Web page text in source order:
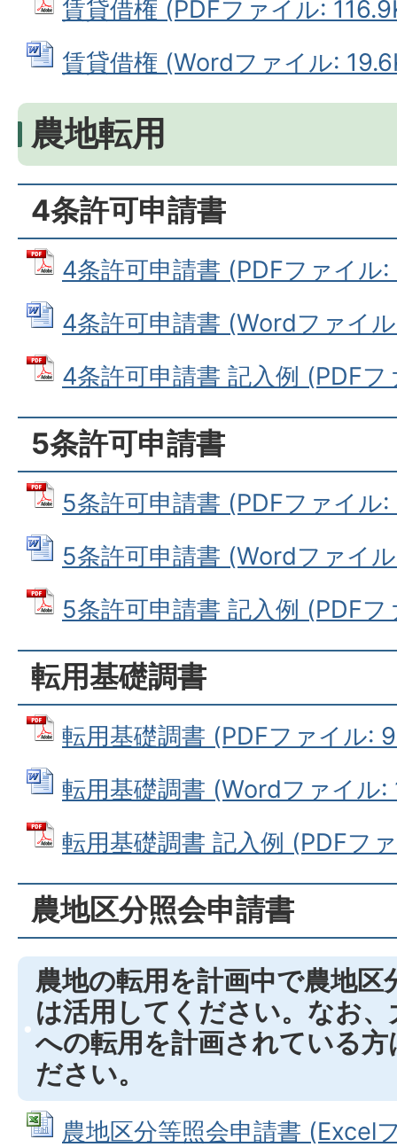
賃貸借権 (PDFファイル:
賃貸借権 (Wordファイル:
農地転用
4条許可申請書
4条許可申請書 (PDFファイル:
4条許可申請書 (Wordファイ
4条許可申請書 記入例 (PDF
5条許可申請書
5条許可申請書 (PDFファイル
5条許可申請書 (Wordファイ
5条許可申請書 記入例 (PDF
転用基礎調書
転用基礎調書 (PDFファイル:
転用基礎調書 (Wordファイル:
転用基礎調書 記入例 (PDFフ
農地区分照会申請書
農地の転用を計画中で農地区
は活用してください。なお
への転用を計画されている
ださい。
農地区分等照会申請書 (Excel